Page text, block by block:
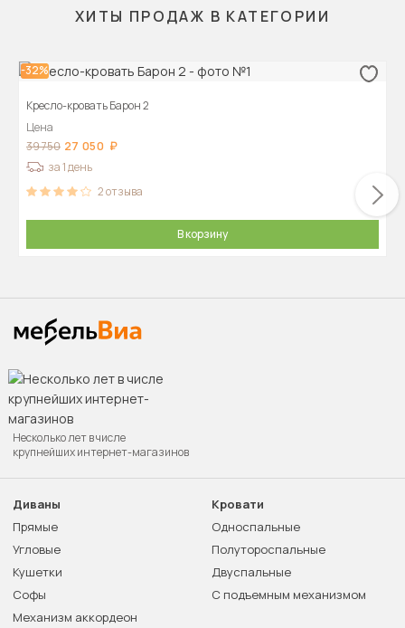
ХИТЫ ПРОДАЖ В КАТЕГОРИИ
-32%
Кресло-кровать Барон 2
Цена
39 750 27 050
за 1 день
2отзыва
В корзину
Несколько лет в числе
крупнейших интернет-магазинов
Диваны
Прямые
Угловые
Кушетки
Софы
Механизм аккордеон
Кровати
Односпальные
Полутороспальные
Двуспальные
С подъемным механизмом